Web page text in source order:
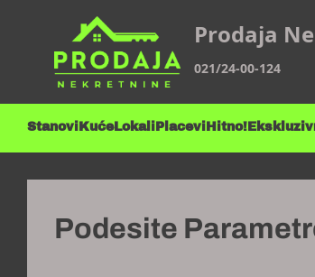
Prodaja
021/24-00-124
Stanovi KućeLokali Placevi Hitno!
Podesite